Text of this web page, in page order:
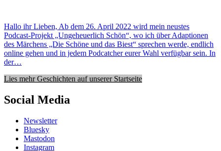
Hallo ihr Lieben, Ab dem 26. April 2022 wird mein neustes
Podcast-Projekt „Ungeheuerlich Schön“, wo ich über Adaptionen
des Märchens „Die Schöne und das Biest“ sprechen werde, endlich
online gehen und in jedem Podcatcher eurer Wahl verfügbar sein. In
der…
Lies mehr Geschichten auf unserer Startseite
Social Media
Newsletter
Bluesky
Mastodon
Instagram